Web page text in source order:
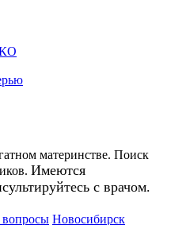
материнстве. Поиск
Имеются
с врачом.
вопросы Новосибирск